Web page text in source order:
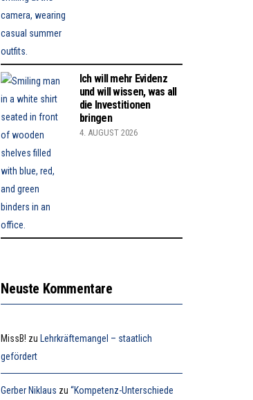
Ich will mehr Evidenz
und will wissen, was all
die Investitionen
bringen
4. AUGUST 2026
Neuste Kommentare
MissB! zu Lehrkräftemangel – staatlich
gefördert
Gerber Niklaus zu“Kompetenz-Unterschiede